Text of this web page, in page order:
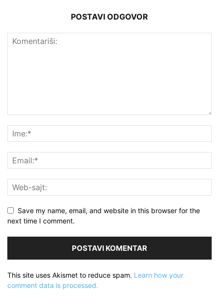
POSTAVI ODGOVOR
Save my name, email, and website in this browser for the
next time I comment.
This site uses Akismet to reduce spam. Learn how your
comment data is processed.